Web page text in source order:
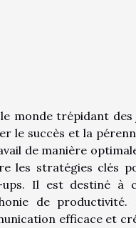
le monde trépidant
le succès et la
de manière
les stratégies clés
Il est destiné à
de
efficace et